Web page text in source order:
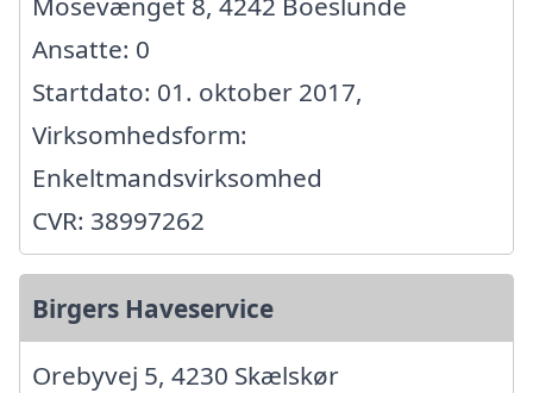
Ansatte: 0
Startdato: 01. oktober 2017,
Virksomhedsform:
Enkeltmandsvirksomhed
CVR: 38997262
Birgers Haveservice
Orebyvej 5, 4230 Skælskør